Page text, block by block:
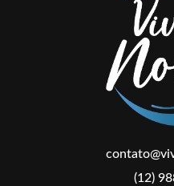
(12)